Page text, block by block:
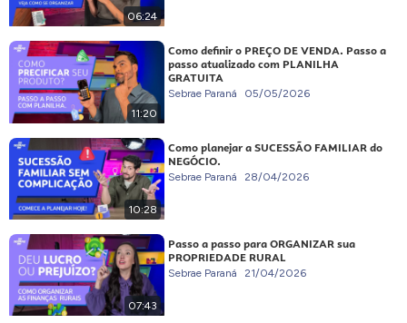
06:24
11:20
Como definir o PREÇO DE VENDA. Passo a
passo atualizado com PLANILHA
GRATUITA
Sebrae Paraná 05/05/2026
10:28
Como planejar a SUCESSÃO FAMILIAR do
NEGÓCIO.
Sebrae Paraná 28/04/2026
07:43
Passo a passo para ORGANIZAR sua
PROPRIEDADE RURAL
Sebrae Paraná 21/04/2026